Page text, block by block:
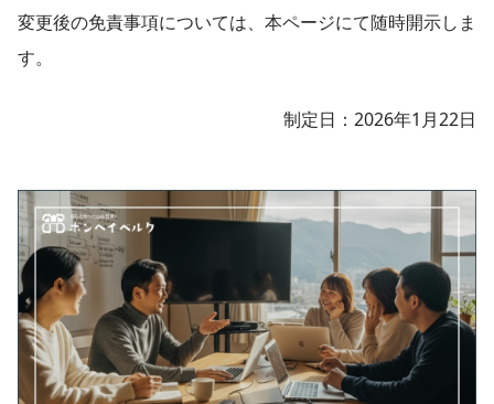
変更後の免責事項については、本ページにて随時開示しま
す。
制定日：2026年1月22日